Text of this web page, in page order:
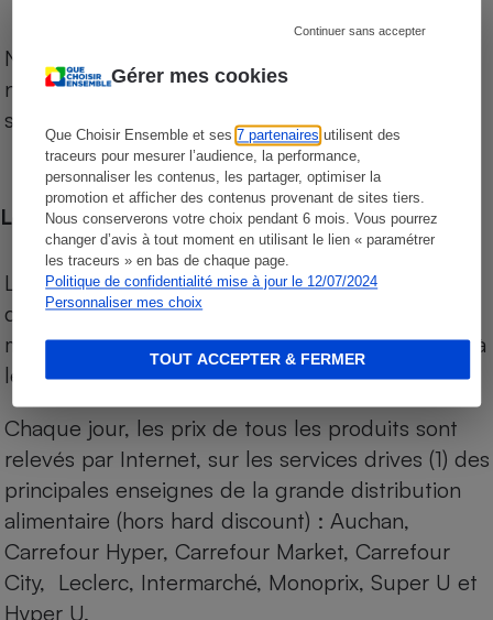
Gérer mes cookies
Que Choisir Ensemble et ses7 partenaires utilisent des
traceurs pour mesurer l’audience, la performance,
personnaliser les contenus, les partager, optimiser la
promotion et afficher des contenus provenant de sites tiers.
Nous conserverons votre choix pendant 6 mois. Vous pourrez
changer d’avis à tout moment en utilisant le lien « paramétrer
les traceurs » en bas de chaque page.
Politique de confidentialité mise à jour le 12/07/2024
Personnaliser mes choix
Continuer sans accepter
TOUT ACCEPTER & FERMER
Notre comparateur de supermarchés propose le
niveau de prix des supermarchés, géolocalisés
sur le territoire français.
Les comparaisons de prix
Les comparaisons sont réalisées sur l’ensemble
des produits des magasins. Les produits de
marques de distributeurs (MDD) sont comparés à
leurs équivalents chez leurs concurrents.
Chaque jour, les prix de tous les produits sont
relevés par Internet, sur les services drives (1) des
principales enseignes de la grande distribution
alimentaire (hors hard discount) : Auchan,
Carrefour Hyper, Carrefour Market, Carrefour
City, Leclerc, Intermarché, Monoprix, Super U et
Hyper U.